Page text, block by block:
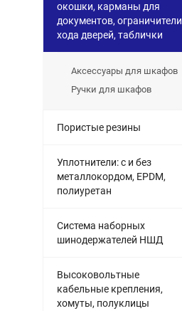
окошки, карманы для
документов, ограничители
хода дверей, таблички
Аксессуары для шкафов
Ручки для шкафов
Пористые резины
Уплотнители: с и без
металлокордом, EPDM,
полиуретан
Система наборных
шинодержателей НШД
Высоковольтные
кабельные крепления,
хомуты, полуклицы